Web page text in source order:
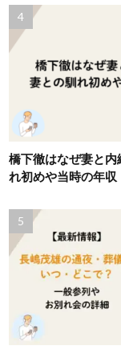
橋下徹はなぜ妻と
れ初めや当時の年収